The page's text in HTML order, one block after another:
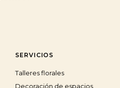
SERVICIOS
Talleres florales
Decoración de espacios